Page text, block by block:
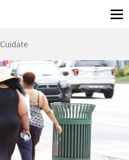
Cuidate